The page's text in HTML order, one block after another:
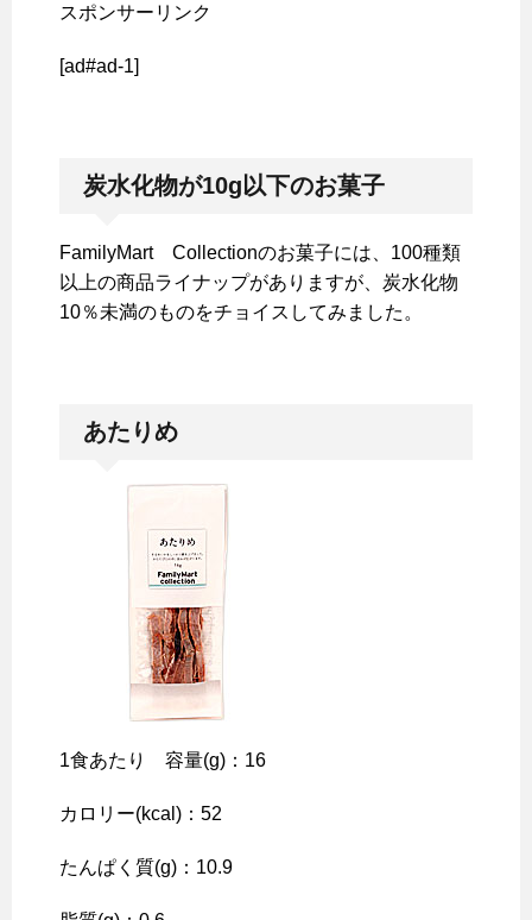
スポンサーリンク
[ad#ad-1]
炭水化物が10g 以下のお菓子
FamilyMart Collectionのお菓子には、100種類
以上の商品ライナップがありますが、炭水化物
10％未満のものをチョイスしてみました。
あたりめ
1食あたり 容量(g)：16
カロリー(kcal)：52
たんぱく質(g)：10.9